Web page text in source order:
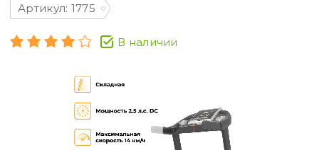
Артикул: 1775
В наличии